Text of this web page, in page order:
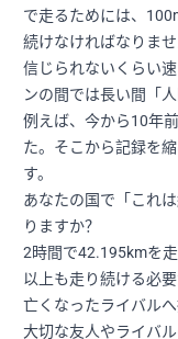
で走るためには、
続けなければなりま
信じられないくらい
ンの間では長い間「
例えば、今から10年
た。そこから記録を
す。
あなたの国で「これ
りますか？
2時間で42.195kmを
以上も走り続ける必要
亡くなったライバル
大切な友人やライバ